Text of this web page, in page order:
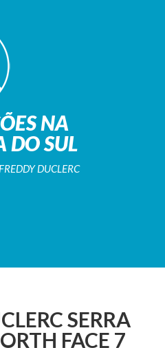
NA
DO SUL
DUCLERC
SERRA
FACE 7